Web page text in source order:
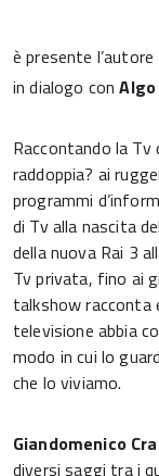
è presente l’autore
in dialogo con
Raccontando la Tv
raddoppia? ai
programmi
di Tv alla nascita
della nuova Rai 3
Tv privata, fino ai
talkshow racconta
televisione abbia
modo in cui lo
che lo viviamo.
Giandomenico
diversi saggi tra i